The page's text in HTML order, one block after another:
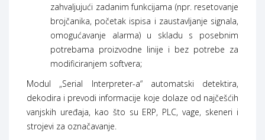
zahvaljujući zadanim funkcijama (npr. resetovanje
brojčanika, početak ispisa i zaustavljanje signala,
omogućavanje alarma) u skladu s posebnim
potrebama proizvodne linije i bez potrebe za
modificiranjem softvera;
Modul „Serial Interpreter-a“ automatski detektira,
dekodira i prevodi informacije koje dolaze od najčešćih
vanjskih uređaja, kao što su ERP, PLC, vage, skeneri i
strojevi za označavanje.